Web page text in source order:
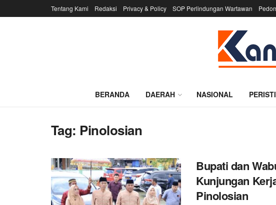
Tentang Kami Redaksi Privacy & Policy SOP Perlindungan Wartawan
BERANDA DAERAH NASIONAL
Tag: Pinolosian
Bupati dan
Kunjungan
Pinolosian